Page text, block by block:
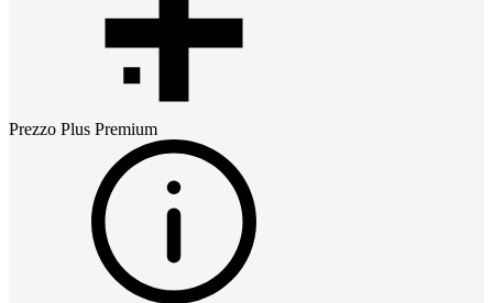
Prezzo Plus Premium